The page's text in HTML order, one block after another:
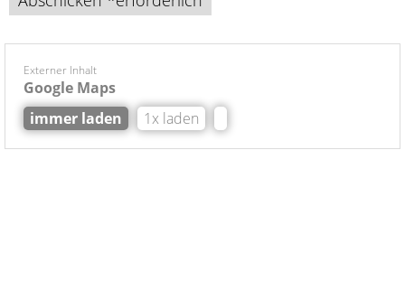
Externer Inhalt
Google Maps
immer laden
1x laden